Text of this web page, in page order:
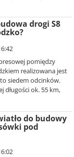
drogi S8
pomiędzy
realizowana jest
siedem odcinków.
długości ok. 55 km,
do budowy
pod